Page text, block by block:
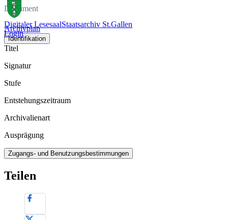
Digitaler LesesaalStaatsarchiv St.Gallen
Login
Dokument
Archivplan
Identifikation
Titel
Signatur
Stufe
Entstehungszeitraum
Archivalienart
Ausprägung
Zugangs- und Benutzungsbestimmungen
Teilen